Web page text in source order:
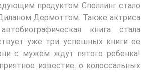
продуктом Спеллинг стало
Дермоттом. Также актриса
книга стала
уже три успешных книги ее
с мужем ждут пятого ребенка!
известие: о колоссальных